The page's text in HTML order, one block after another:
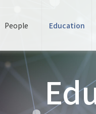
People Education